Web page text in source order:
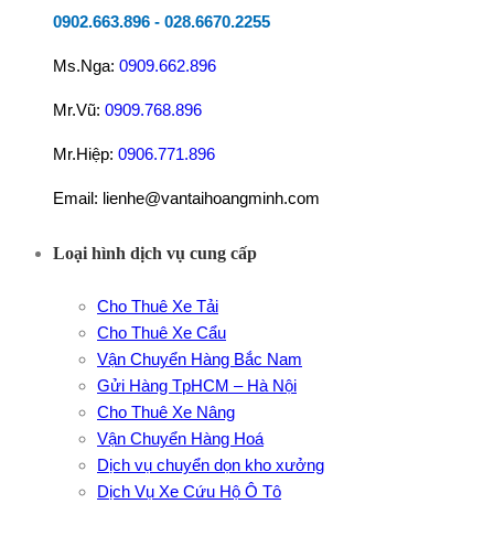
0902.663.896 - 028.6670.2255
Ms.Nga: 0909.662.896
Mr.Vũ: 0909.768.896
Mr.Hiệp: 0906.771.896
Email: lienhe@vantaihoangminh.com
Loại hình dịch vụ cung cấp
Cho Thuê Xe Tải
Cho Thuê Xe Cẩu
Vận Chuyển Hàng Bắc Nam
Gửi Hàng TpHCM – Hà Nội
Cho Thuê Xe Nâng
Vận Chuyển Hàng Hoá
Dịch vụ chuyển dọn kho xưởng
Dịch Vụ Xe Cứu Hộ Ô Tô